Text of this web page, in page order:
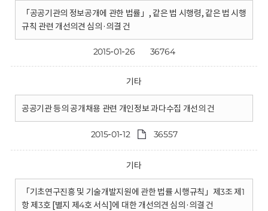
「공공기관의 정보공개에 관한 법률」, 같은 법 시행령, 같은 법 시행
규칙 관련 개선의견 심의·의결 건
2015-01-26 36764
기타
공공기관 등의 공개채용 관련 개인정보 과다수집 개선의 건
2015-01-12 36557
기타
「기초연구진흥 및 기술개발지원에 관한 법률 시행규칙」제3조 제1
항 제3호 [별지 제4호 서식]에 대한 개선의견 심의·의결 건